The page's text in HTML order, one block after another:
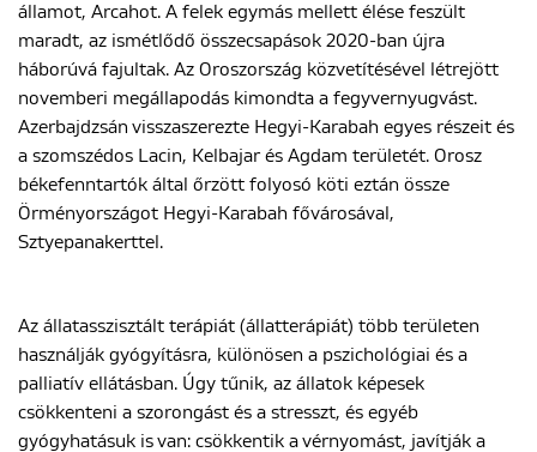
államot, Arcahot. A felek egymás mellett élése feszült
maradt, az ismétlődő összecsapások 2020-ban újra
háborúvá fajultak. Az Oroszország közvetítésével létrejött
novemberi megállapodás kimondta a fegyvernyugvást.
Azerbajdzsán visszaszerezte Hegyi-Karabah egyes részeit és
a szomszédos Lacin, Kelbajar és Agdam területét. Orosz
békefenntartók által őrzött folyosó köti eztán össze
Örményországot Hegyi-Karabah fővárosával,
Sztyepanakerttel.
Az állatasszisztált terápiát (állatterápiát) több területen
használják gyógyításra, különösen a pszichológiai és a
palliatív ellátásban. Úgy tűnik, az állatok képesek
csökkenteni a szorongást és a stresszt, és egyéb
gyógyhatásuk is van: csökkentik a vérnyomást, javítják a